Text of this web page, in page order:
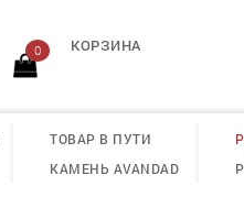
0 КОРЗИНА
ТОВАР В ПУТИ
КАМЕНЬ AVANDAD